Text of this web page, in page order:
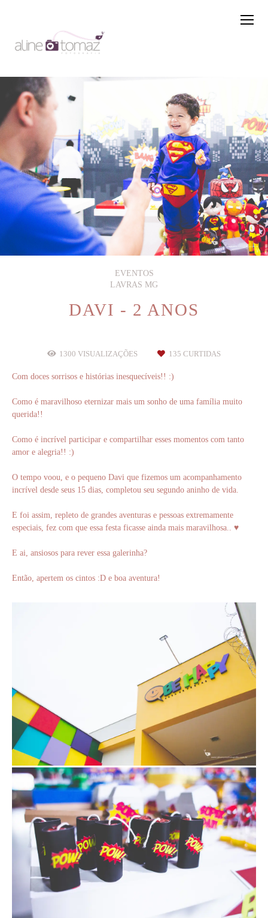
EVENTOS
LAVRAS MG
DAVI - 2 ANOS
1300 VISUALIZAÇÕES 135 CURTIDAS
Com doces sorrisos e histórias inesquecíveis!! :)
Como é maravilhoso eternizar mais um sonho de uma família muito
querida!!
Como é incrível participar e compartilhar esses momentos com tanto
amor e alegria!! :)
O tempo voou, e o pequeno Davi que fizemos um acompanhamento
incrível desde seus 15 dias, completou seu segundo aninho de vida.
E foi assim, repleto de grandes aventuras e pessoas extremamente
especiais, fez com que essa festa ficasse ainda mais maravilhosa.. ♥
E ai, ansiosos para rever essa galerinha?
Então, apertem os cintos :D e boa aventura!